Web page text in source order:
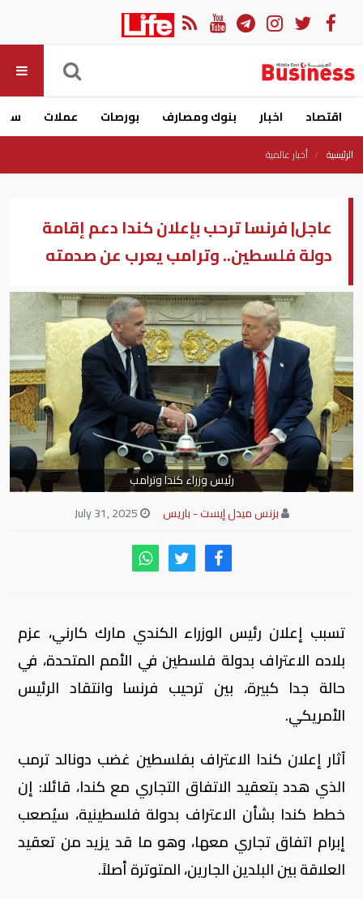
اقتصاد اخبار بنوك ومصارف بورصات عملات
الرئيسية أخبار عالمية
عاجل| فرنسا ترحب بإعلان كندا دعم إقامة
دولة فلسطين.. وترامب يعرب عن صدمته
رئيس وزراء كندا وترامب
بزنس ميدل إيست - باريس
تسبب إعلان رئيس الوزراء الكندي مارك كارني، عزم
بلاده الاعتراف بدولة فلسطين في الأمم المتحدة، في
حالة جدا كبيرة، بين ترحيب فرنسا وانتقاد الرئيس
الأمريكي.
آثار إعلان كندا الاعتراف بفلسطين غضب دونالد ترمب
الذي هدد بتعقيد الاتفاق التجاري مع كندا، قائلا: إن
خطط كندا بشأن الاعتراف بدولة فلسطينية، سيُصعب
إبرام اتفاق تجاري معها، وهو ما قد يزيد من تعقيد
العلاقة بين البلدين الجارين، المتوترة أصلاً.